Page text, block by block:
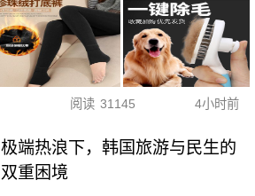
阅读 31145 4小时前
极端热浪下，韩国旅游与民生的
双重困境